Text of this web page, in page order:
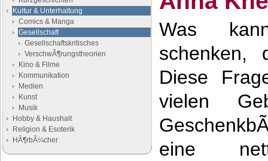
Kultur & Unterhaltung
Comics & Manga
Gesellschaft
Gesellschaftskritisches
VerschwÃ¶rungstheorien
Kino & Filme
Kommunikation
Medien
Kunst
Musik
Hobby & Haushalt
Religion & Esoterik
HÃ¶rbÃ¼cher
Was
schenken,
Diese
vielen
eine